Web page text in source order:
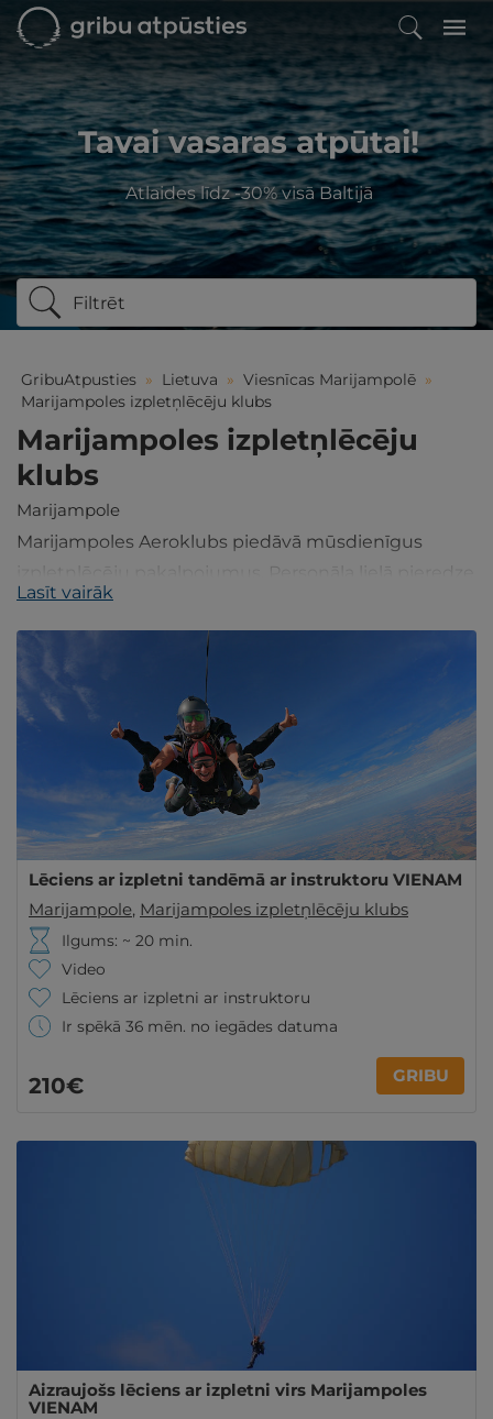
Tavai vasaras atpūtai!
Atlaides līdz -30% visā Baltijā
Filtrēt
GribuAtpusties » Lietuva » Viesnīcas Marijampolē »
Marijampoles izpletņlēcēju klubs
Marijampoles izpletņlēcēju
klubs
Marijampole
Marijampoles Aeroklubs piedāvā mūsdienīgus
izpletņlēcēju pakalpojumus. Personāla lielā pieredze
nodrošinās drošus un atmiņā paliekošus lēcienus.
Lasīt vairāk
Lēciens ar izpletni tandēmā ar instruktoru VIENAM
Marijampole, Marijampoles izpletņlēcēju klubs
Ilgums: ~ 20 min.
Video
Lēciens ar izpletni ar instruktoru
Ir spēkā 36 mēn. no iegādes datuma
210€ GRIBU
Aizraujošs lēciens ar izpletni virs Marijampoles
VIENAM